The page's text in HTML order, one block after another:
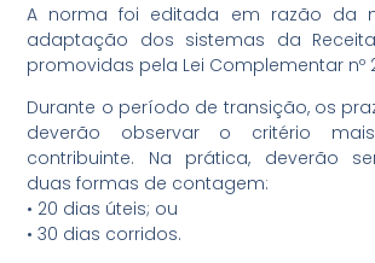
A norma foi editada em razão da
adaptação dos sistemas da
promovidas pela Lei Complementar nº
Durante o período de transição, os
deverão observar o critério
contribuinte. Na prática, deverão
duas formas de contagem:
• 20 dias úteis; ou
• 30 dias corridos.